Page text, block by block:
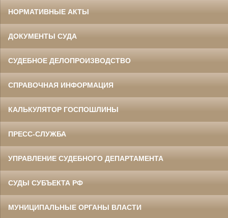
НОРМАТИВНЫЕ АКТЫ
ДОКУМЕНТЫ СУДА
СУДЕБНОЕ ДЕЛОПРОИЗВОДСТВО
СПРАВОЧНАЯ ИНФОРМАЦИЯ
КАЛЬКУЛЯТОР ГОСПОШЛИНЫ
ПРЕСС-СЛУЖБА
УПРАВЛЕНИЕ СУДЕБНОГО ДЕПАРТАМЕНТА
СУДЫ СУБЪЕКТА РФ
МУНИЦИПАЛЬНЫЕ ОРГАНЫ ВЛАСТИ